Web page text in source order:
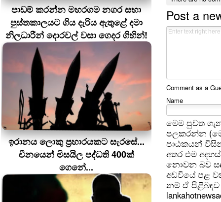
පාඩම් කරන්න මහරගම නගර සභා
පුස්තකාලයට ගිය දැරිය ඇතුළේ දමා
නිලධාරීන් දොරවල් වසා ගෙදර ගිහින්!
ඉරානය ලොකු ප‍්‍රහාරයකට සැරසේ...
චීනයෙන් මිසයිල පද්ධති 400ක්
ගෙනේ...
Post a
Comment as a
Name
මෙම පුවත
පලකරන්න
පාඨකයන්
අතර එම
නොවන බව
අඩවියේ පළ
නම් ඒ පිළිබඳව